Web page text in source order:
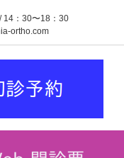
14：30〜18：30
ortho.com